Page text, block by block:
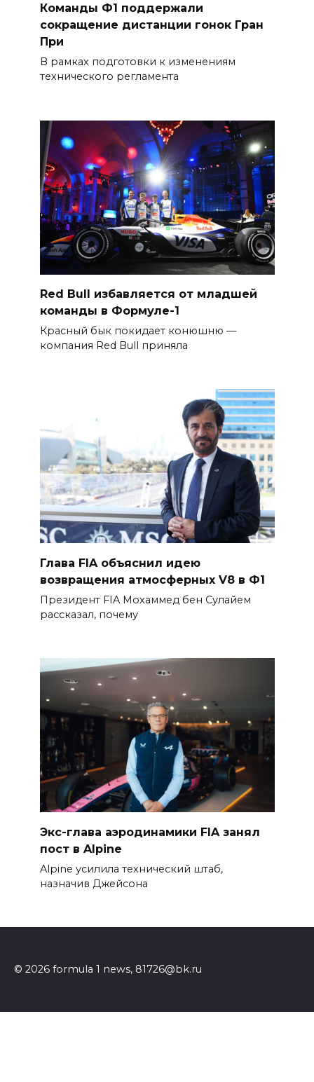
Команды Ф1 поддержали
сокращение дистанции гонок Гран
При
В рамках подготовки к изменениям
технического регламента
Red Bull избавляется от младшей
команды в Формуле-1
Красный бык покидает конюшню —
компания Red Bull приняла
Глава FIA объяснил идею
возвращения атмосферных V8 в Ф1
Президент FIA Мохаммед бен Сулайем
рассказал, почему
Экс-глава аэродинамики FIA занял
пост в Alpine
Alpine усилила технический штаб,
назначив Джейсона
© 2026 formula 1 news, 81726@bk.ru